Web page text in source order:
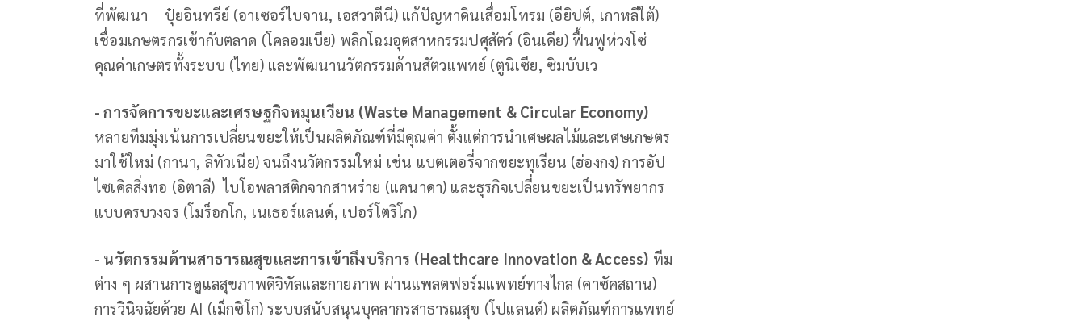
ที่พัฒนา ปุ๋ยอินทรีย์ (อาเซอร์ไบจาน, เอสวาตีนี) แก้ปัญหาดินเสื่อมโทรม (อียิปต์, เกาหลีใต้)
เชื่อมเกษตรกรเข้ากับตลาด (โคลอมเบีย) พลิกโฉมอุตสาหกรรมปศุสัตว์ (อินเดีย) ฟื้นฟูห่วงโซ่
คุณค่าเกษตรทั้งระบบ (ไทย) และพัฒนานวัตกรรมด้านสัตวแพทย์ (ตูนิเซีย, ซิมบับเว
- การจัดการขยะและเศรษฐกิจหมุนเวียน (Waste Management & Circular Economy)
หลายทีมมุ่งเน้นการเปลี่ยนขยะให้เป็นผลิตภัณฑ์ที่มีคุณค่า ตั้งแต่การนำเศษผลไม้และเศษเกษตร
มาใช้ใหม่ (กานา, ลิทัวเนีย) จนถึงนวัตกรรมใหม่ เช่น แบตเตอรี่จากขยะทุเรียน (ฮ่องกง) การอัป
ไซเคิลสิ่งทอ (อิตาลี) ไบโอพลาสติกจากสาหร่าย (แคนาดา) และธุรกิจเปลี่ยนขยะเป็นทรัพยากร
แบบครบวงจร (โมร็อกโก, เนเธอร์แลนด์, เปอร์โตริโก)
- นวัตกรรมด้านสาธารณสุขและการเข้าถึงบริการ (Healthcare Innovation & Access) ทีม
ต่าง ๆ ผสานการดูแลสุขภาพดิจิทัลและกายภาพ ผ่านแพลตฟอร์มแพทย์ทางไกล (คาซัคสถาน)
การวินิจฉัยด้วย AI (เม็กซิโก) ระบบสนับสนุนบุคลากรสาธารณสุข (โปแลนด์) ผลิตภัณฑ์การแพทย์